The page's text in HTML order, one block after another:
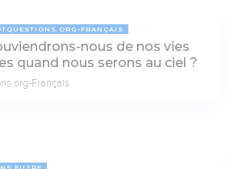
FRANÇAIS
nous de nos vies
quand nous serons au ciel ?
Français
FILTRE